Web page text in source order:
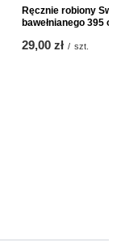
Ręcznie robiony
bawełnianego 395
29,00 zł / szt.